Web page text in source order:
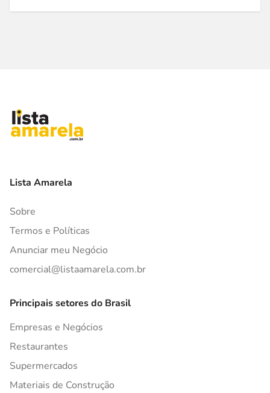
Lista Amarela
Sobre
Termos e Políticas
Anunciar meu Negócio
comercial@listaamarela.com.br
Principais setores do Brasil
Empresas e Negócios
Restaurantes
Supermercados
Materiais de Construção